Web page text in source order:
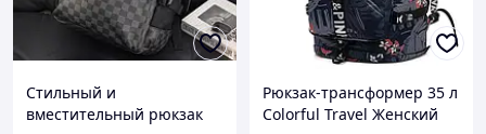
Стильный и
вместительный рюкзак
Рюкзак-трансформер 35 л
Colorful Travel Женский